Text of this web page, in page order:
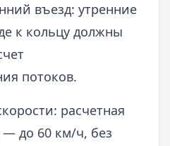
въезд: утренние
к кольцу должны
потоков.
расчетная
— до 60 км/ч, без